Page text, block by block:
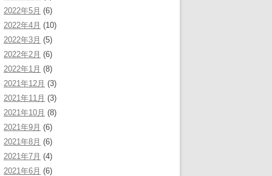
2022年5月 (6)
2022年4月 (10)
2022年3月 (5)
2022年2月 (6)
2022年1月 (8)
2021年12月 (3)
2021年11月 (3)
2021年10月 (8)
2021年9月 (6)
2021年8月 (6)
2021年7月 (4)
2021年6月 (6)